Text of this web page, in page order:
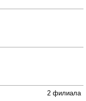
2 филиала